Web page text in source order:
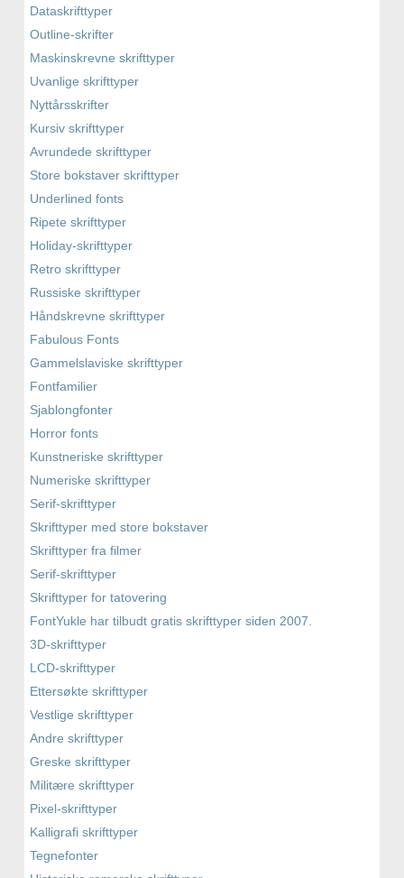
Dataskrifttyper
Outline-skrifter
Maskinskrevne skrifttyper
Uvanlige skrifttyper
Nyttårsskrifter
Kursiv skrifttyper
Avrundede skrifttyper
Store bokstaver skrifttyper
Underlined fonts
Ripete skrifttyper
Holiday-skrifttyper
Retro skrifttyper
Russiske skrifttyper
Håndskrevne skrifttyper
Fabulous Fonts
Gammelslaviske skrifttyper
Fontfamilier
Sjablongfonter
Horror fonts
Kunstneriske skrifttyper
Numeriske skrifttyper
Serif-skrifttyper
Skrifttyper med store bokstaver
Skrifttyper fra filmer
Serif-skrifttyper
Skrifttyper for tatovering
FontYukle har tilbudt gratis skrifttyper siden 2007.
3D-skrifttyper
LCD-skrifttyper
Ettersøkte skrifttyper
Vestlige skrifttyper
Andre skrifttyper
Greske skrifttyper
Militære skrifttyper
Pixel-skrifttyper
Kalligrafi skrifttyper
Tegnefonter